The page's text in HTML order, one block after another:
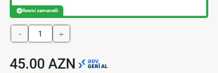
Rəsmi zəmanətli
- +
45.00 AZN